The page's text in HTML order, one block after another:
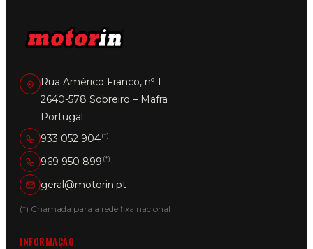
Rua Américo Franco, nº 1
2640-578 Sobreiro – Mafra
Portugal
933 052 904(*)
969 950 899 (*)
geral@motorin.pt
(*) Chamada para a rede fixa nacional
INFORMAÇÃO